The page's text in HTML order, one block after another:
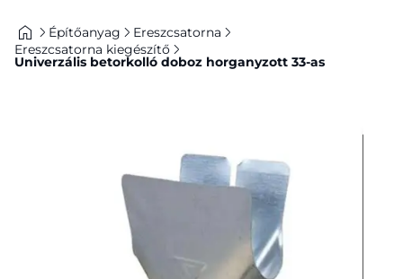
Építőanyag
Ereszcsatorna
Ereszcsatorna kiegészítő
Univerzális betorkolló doboz horganyzott 33-as